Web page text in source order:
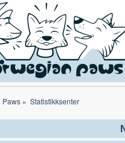
Paws » Statistikksenter